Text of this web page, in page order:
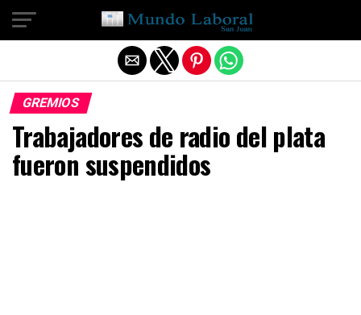
GREMIOS
Trabajadores de radio del plata
fueron suspendidos
Salir de la versión móvil